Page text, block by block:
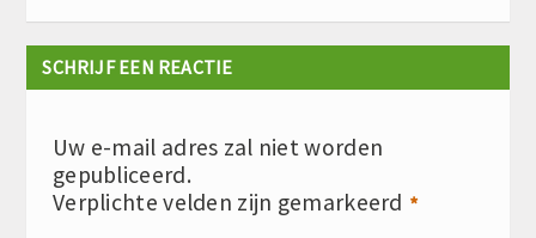
SCHRIJF EEN REACTIE
Uw e-mail adres zal niet worden
gepubliceerd.
Verplichte velden zijn gemarkeerd *